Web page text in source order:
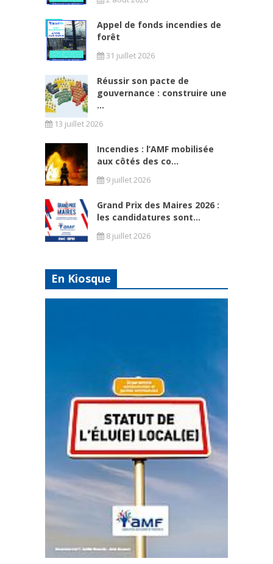
Appel de fonds incendies de
forêt
31 juillet 2026
Réussir son pacte de
gouvernance : construire une
...
13 juillet 2026
Incendies : l’AMF mobilisée
aux côtés des co...
9 juillet 2026
Grand Prix des Maires 2026 :
les candidatures sont...
8 juillet 2026
En Kiosque